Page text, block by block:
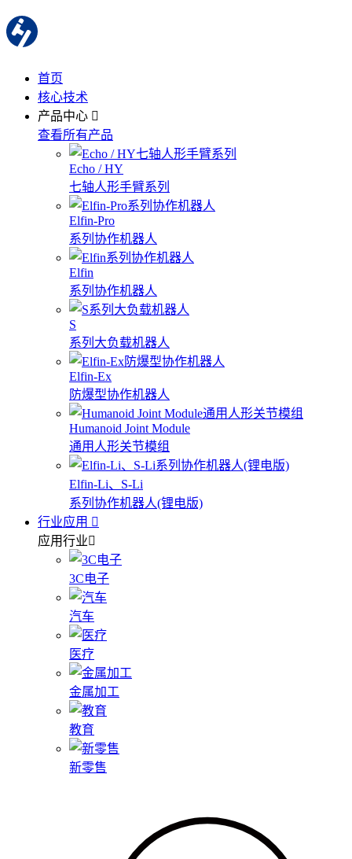
首页
核心技术
产品中心
查看所有产品
Echo / HY
七轴人形手臂系列
Elfin-Pro
系列协作机器人
Elfin
系列协作机器人
S
系列大负载机器人
Elfin-Ex
防爆型协作机器人
Humanoid Joint Module
通用人形关节模组
Elfin-Li、S-Li
系列协作机器人(锂电版)
行业应用
应用行业
3C电子
汽车
医疗
金属加工
教育
新零售